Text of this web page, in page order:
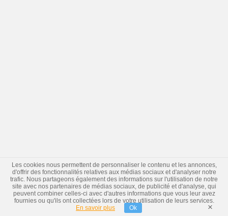
Les cookies nous permettent de personnaliser le contenu et les annonces,
d'offrir des fonctionnalités relatives aux médias sociaux et d'analyser notre
trafic. Nous partageons également des informations sur l'utilisation de notre
site avec nos partenaires de médias sociaux, de publicité et d'analyse, qui
peuvent combiner celles-ci avec d'autres informations que vous leur avez
fournies ou qu'ils ont collectées lors de votre utilisation de leurs services.
En savoir plus
Ok ×